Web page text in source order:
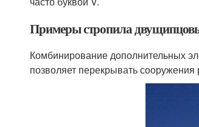
Примеры стропила
Комбинирование дополнительных
позволяет перекрывать